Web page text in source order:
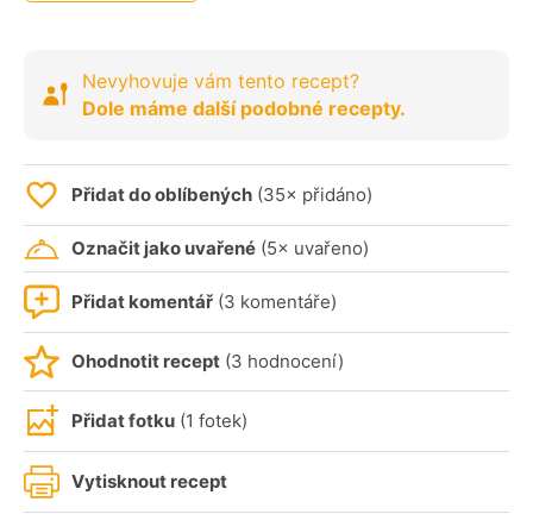
Nevyhovuje vám tento recept?
Dole máme další podobné recepty.
Přidat do oblíbených (35× přidáno)
Označit jako uvařené (5× uvařeno)
Přidat komentář (3 komentáře)
Ohodnotit recept (3 hodnocení)
Přidat fotku (1 fotek)
Vytisknout recept